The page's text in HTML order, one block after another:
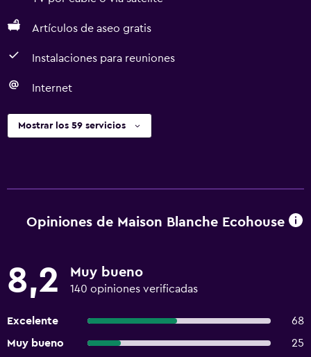
Artículos de aseo gratis
Instalaciones para reuniones
Internet
Mostrar los 59 servicios
Opiniones de Maison Blanche Ecohouse
8,2 Muy bueno
140 opiniones verificadas
Excelente
68
Muy bueno
25